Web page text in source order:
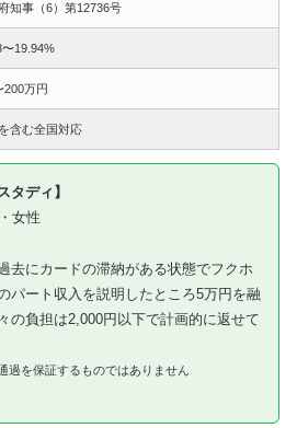
知事（6）第12736号
〜19.94%
200万円
含む全国対応
タディ】
女性
去にカードの滞納がある状態でフクホ
パート収入を説明したところ5万円を融
の負担は2,000円以下で計画的に返せて
過を保証するものではありません